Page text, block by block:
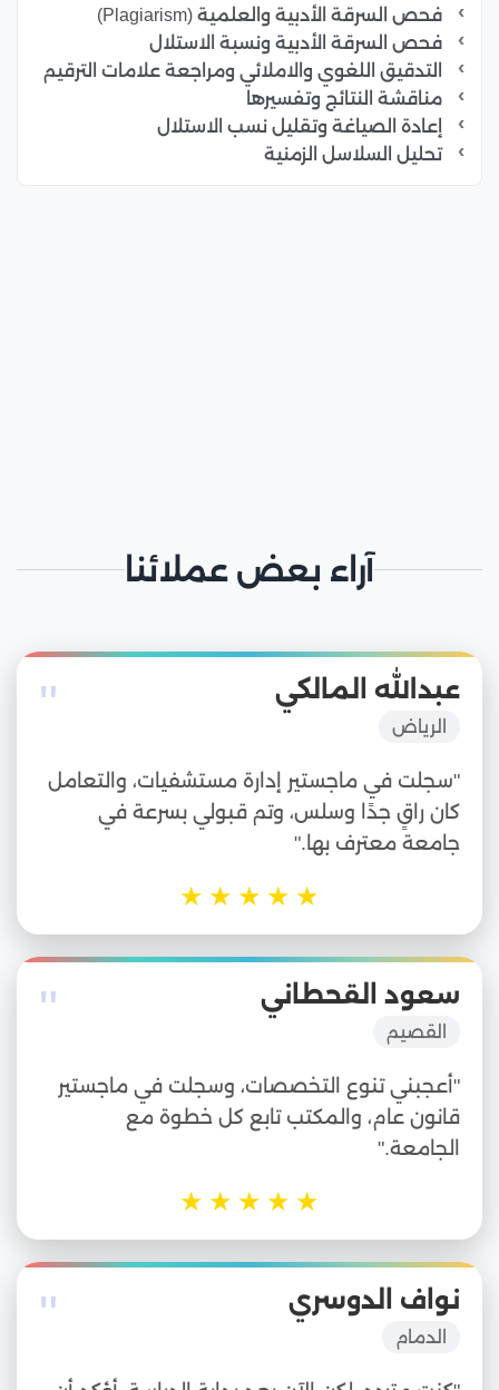
فحص السرقة الأدبية والعلمية (Plagiarism)
فحص السرقة الأدبية ونسبة الاستلال
التدقيق اللغوي والاملائي ومراجعة علامات الترقيم
مناقشة النتائج وتفسيرها
إعادة الصياغة وتقليل نسب الاستلال
تحليل السلاسل الزمنية
آراء بعض عملائنا
" عبدالله المالكي
الرياض
"سجلت في ماجستير إدارة مستشفيات، والتعامل
كان راقٍ جدًا وسلس، وتم قبولي بسرعة في
جامعة معترف بها."
★
★
★
★
★
" سعود القحطاني
القصيم
"أعجبني تنوع التخصصات، وسجلت في ماجستير
قانون عام، والمكتب تابع كل خطوة مع
الجامعة."
★
★
★
★
★
" نواف الدوسري
الدمام